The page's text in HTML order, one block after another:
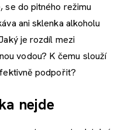
se do pitného režimu
ani sklenka alkoholu
je rozdíl mezi
vodou? K čemu slouží
podpořit?
nejde